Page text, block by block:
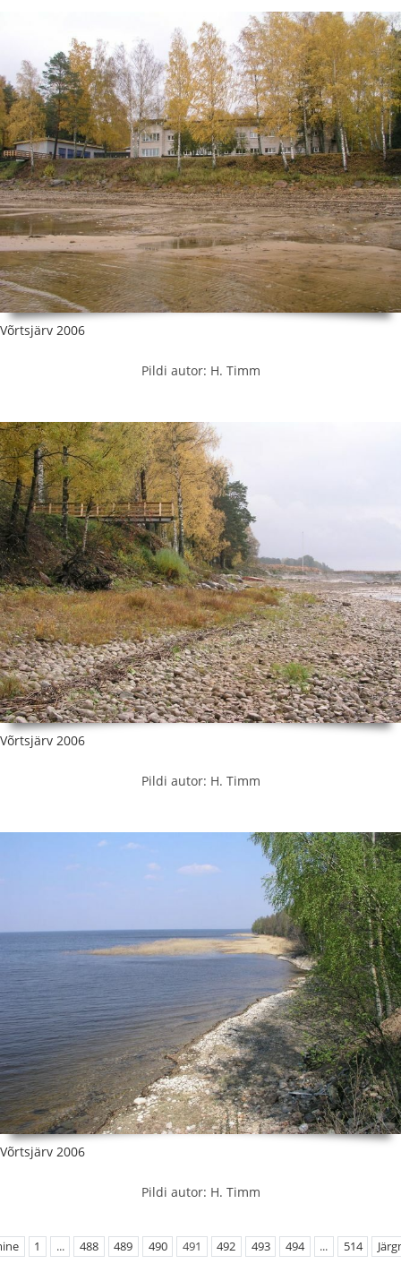
Võrtsjärv 2006
Pildi autor: H. Timm
Võrtsjärv 2006
Pildi autor: H. Timm
Võrtsjärv 2006
Pildi autor: H. Timm
1 ... 488 489 490 491 492 493 494 ... 514